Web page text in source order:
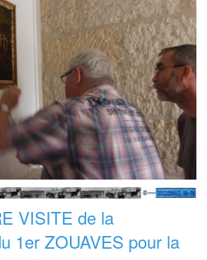
VISITE de la
1er ZOUAVES pour la